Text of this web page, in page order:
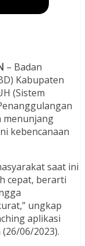
– Badan
Kabupaten
(Sistem
menunjang
kebencanaan
saat ini
cepat, berarti
ungkap
aplikasi
06/2023).